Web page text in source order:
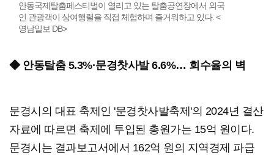
안동국제탈춤페스티벌이 열리고 있는 탈춤공연장에서 외국
인 관광객이 상여행렬을 직접 체험하며 즐거워하고 있다. <
영남일보 DB>
◆ 안동탈춤 5.3%·문경찻사발 6.6%… 회수율의 벽
문경시의 대표 축제인 '문경찻사발축제'의 2024년 결산
자료에 따르면 축제에 투입된 총원가는 15억 원이다.
문경시는 결과보고서에서 162억 원의 지역경제 파급